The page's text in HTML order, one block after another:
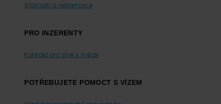
Stížnosti a reklamace
PRO INZERENTY
Kontakt pro styk s médii
POTŘEBUJETE POMOCT S VÍZEM